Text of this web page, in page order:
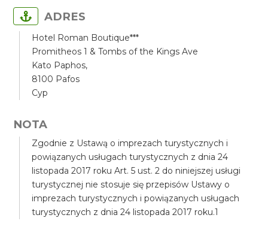
ADRES
Hotel Roman Boutique***
Promitheos 1 & Tombs of the Kings Ave
Kato Paphos,
8100 Pafos
Cyp
NOTA
Zgodnie z Ustawą o imprezach turystycznych i
powiązanych usługach turystycznych z dnia 24
listopada 2017 roku Art. 5 ust. 2 do niniejszej usługi
turystycznej nie stosuje się przepisów Ustawy o
imprezach turystycznych i powiązanych usługach
turystycznych z dnia 24 listopada 2017 roku.1